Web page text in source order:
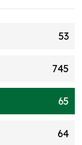
53
745
65
64